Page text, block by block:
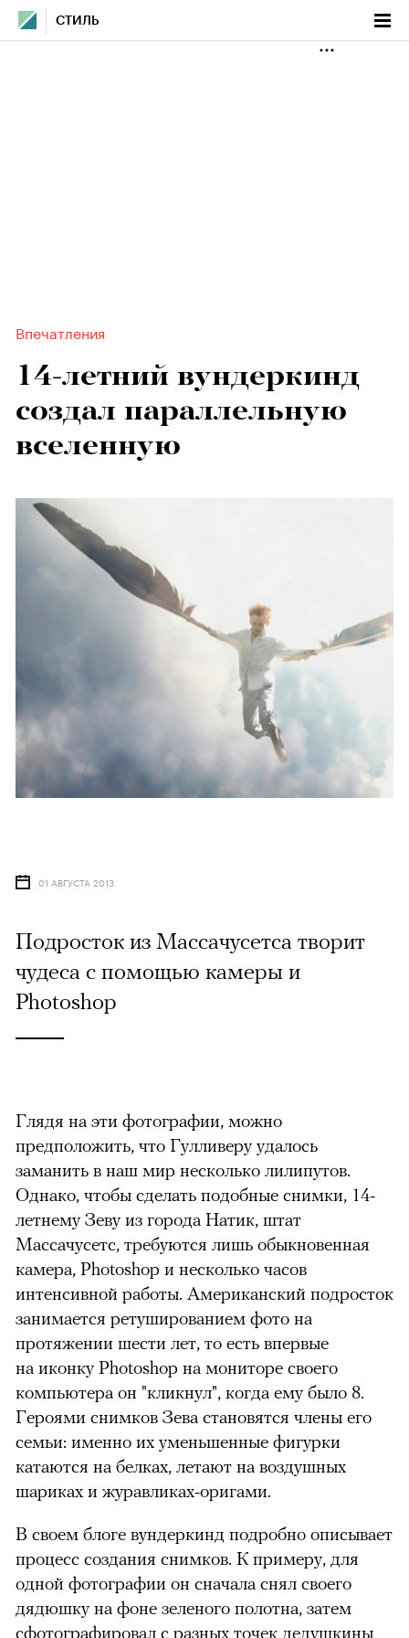
СТИЛЬ
Впечатления
14-летний вундеркинд
создал параллельную
вселенную
01 АВГУСТА 2013
Подросток из Массачусетса творит
чудеса с помощью камеры и
Photoshop
Глядя на эти фотографии, можно
предположить, что Гулливеру удалось
заманить в наш мир несколько лилипутов.
Однако, чтобы сделать подобные снимки, 14-
летнему Зеву из города Натик, штат
Массачусетс, требуются лишь обыкновенная
камера, Photoshop и несколько часов
интенсивной работы. Американский подросток
занимается ретушированием фото на
протяжении шести лет, то есть впервые
на иконку Photoshop на мониторе своего
компьютера он "кликнул", когда ему было 8.
Героями снимков Зева становятся члены его
семьи: именно их уменьшенные фигурки
катаются на белках, летают на воздушных
шариках и журавликах-оригами.
В своем блоге вундеркинд подробно описывает
процесс создания снимков. К примеру, для
одной фотографии он сначала снял своего
дядюшку на фоне зеленого полотна, затем
сфотографировал с разных точек дедушкины